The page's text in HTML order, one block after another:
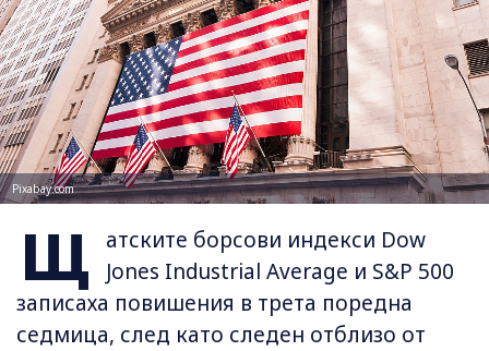
Pixabay.com
Щ
атските борсови индекси Dow
Jones Industrial Average и S&P 500
записаха повишения в трета поредна
седмица, след като следен отблизо от